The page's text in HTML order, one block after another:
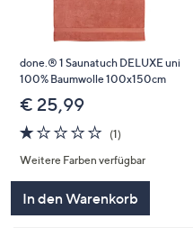
done.® 1 Saunatuch DELUXE uni
100% Baumwolle 100x150cm
€ 25,99
1.0
von
5
(1)1
Weitere Farben verfügbar
In den Warenkorb